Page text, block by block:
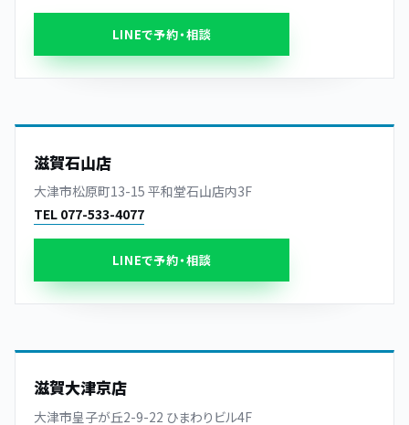
LINEで予約・相談
滋賀石山店
大津市松原町13-15 平和堂石山店内3F
TEL 077-533-4077
LINEで予約・相談
滋賀大津京店
大津市皇子が丘2-9-22 ひまわりビル4F